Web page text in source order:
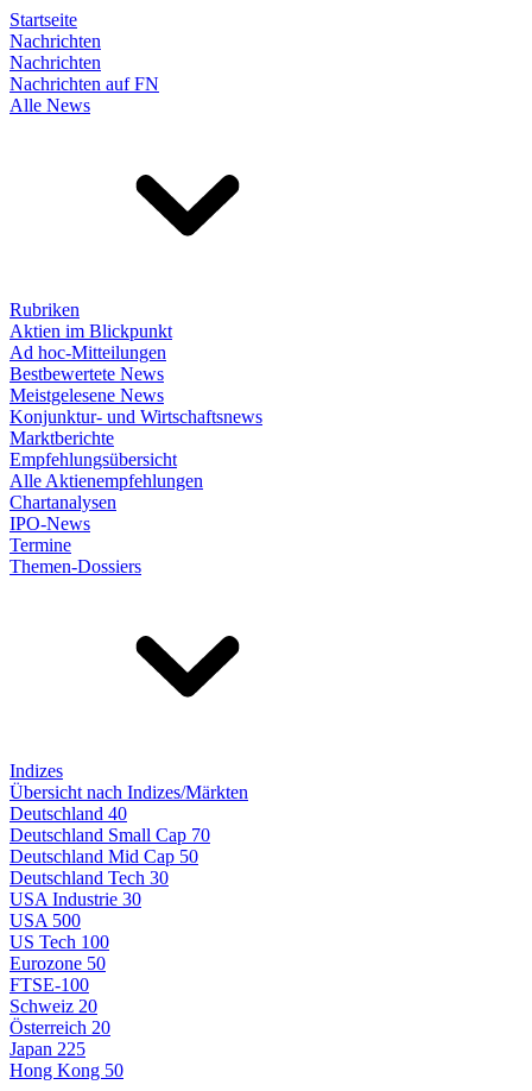
Startseite
Nachrichten
Nachrichten
Nachrichten auf FN
Alle News
Rubriken
Aktien im Blickpunkt
Ad hoc-Mitteilungen
Bestbewertete News
Meistgelesene News
Konjunktur- und Wirtschaftsnews
Marktberichte
Empfehlungsübersicht
Alle Aktienempfehlungen
Chartanalysen
IPO-News
Termine
Themen-Dossiers
Indizes
Übersicht nach Indizes/Märkten
Deutschland 40
Deutschland Small Cap 70
Deutschland Mid Cap 50
Deutschland Tech 30
USA Industrie 30
USA 500
US Tech 100
Eurozone 50
FTSE-100
Schweiz 20
Österreich 20
Japan 225
Hong Kong 50